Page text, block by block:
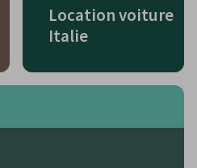
Location voiture
Italie